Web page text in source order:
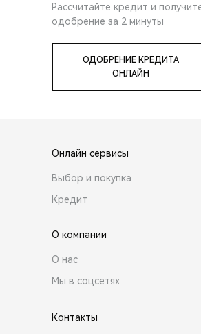
Рассчитайте кредит и
одобрение за 2 минуты
ОДОБРЕНИЕ КРЕДИТА
ОНЛАЙН
Онлайн сервисы
Выбор и покупка
Кредит
О компании
О нас
Мы в соцсетях
Контакты